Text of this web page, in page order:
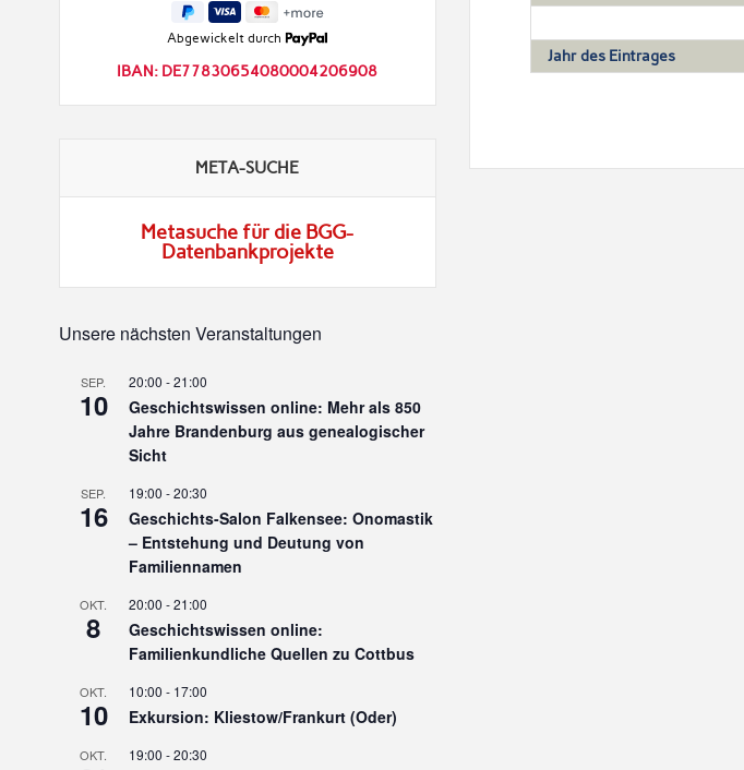
Jahr des Eintrages
Abgewickelt durch
IBAN: DE77830654080004206908
META-SUCHE
Metasuche für die BGG-
Datenbankprojekte
Unsere nächsten Veranstaltungen
SEP.
10
20:00 -21:00
Geschichtswissen online: Mehr als 850
Jahre Brandenburg aus genealogischer
Sicht
SEP.
16
19:00 -20:30
Geschichts-Salon Falkensee: Onomastik
– Entstehung und Deutung von
Familiennamen
OKT.
8
20:00 -21:00
Geschichtswissen online:
Familienkundliche Quellen zu Cottbus
OKT.
10
10:00 - 17:00
Exkursion: Kliestow/Frankurt (Oder)
OKT. 19:00 -20:30